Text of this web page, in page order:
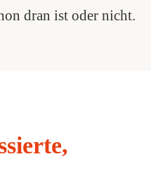
dran ist oder nicht.